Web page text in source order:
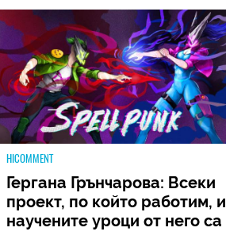
HICOMMENT
Гергана Грънчарова: Всеки
проект, по който работим, и
научените уроци от него са